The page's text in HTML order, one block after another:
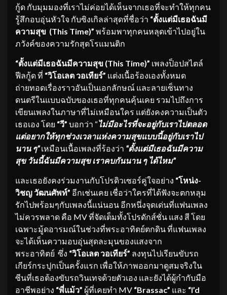
กู้ด กับมุมมองที่เราไม่ค่อยได้เห็นจากเธอที่จะทำให้ทุกคน
รู้สึกอบอุ่นหัวใจ กับซิงเกิลล่าสุดที่ชื่อว่า “ตั้งแต่มีเธอฉันมี
ความสุข (This Time)” พร้อมพาทุกคนหลุดเข้าไปอยู่ใน
ภวังค์ของความรักสุดโรแมนติก
“ตั้งแต่มีเธอฉันมีความสุข (This Time)” เพลงป็อปสไตล์
ฟีลกู้ด ที่ “วิโอเลต วอเทียร์” แต่งเนื้อร้องเองทั้งหมด
ถ่ายทอดเรื่องราวอันเป็นเอกลักษณ์ และลายเซ็นทาง
ดนตรีในแบบฉบับของเธอที่ทุกคนคุ้นเคย รวมไปถึงการ
เขียนเพลงในภาษาที่ไม่เหมือนใคร แต่ยังคงความเป็นตัว
เธอเอง โดย “วี” บอกว่า “ไม่มีอะไรที่จะอยู่กับเราไปตลอด
แต่อยากให้ทุกช่วงเวลาแห่งความสุขแบบนี้อยู่กับเราไป
นาน ๆ”เหมือนเนื้อเพลงที่ร้องว่า “ตั้งแต่มีเธอฉันมีความ
สุข วันนี้ฉันมีความสุข เราคบกันนาน ๆ ได้ไหม”
และเธอยังคงร่วมงานกับโปรดิวเซอร์คู่ใจอย่าง “โหน่ง-
วิชญ วัฒนศัพท์” อีกเช่นเคย เชื่อว่าใครที่ได้ฟังจะตกหลุม
รักไปพร้อมๆกับเพลงนี้แน่นอน อีกหนึ่งจุดเด่นที่แฟนเพลง
ไม่ควรพลาด คือ MV ที่จัดเต็มทั้งโปรดักส์ชั่น แสง สี โดย
เฉพาะมู้ดอารมณ์ในช่วงที่พระอาทิตย์ตกดิน ที่แฟนเพลง
จะได้เห็นความอบอุ่นสุดละมุนของแสงจาก
พระอาทิตย์ ซึ่ง “วิโอเลต วอเทียร์” ลงทุนไปเรียนขับรถ
เกียร์กระปุกเป็นครั้งแรก เพื่อให้ภาพออกมาดูสมจริงใน
ซีนที่เธอต้องขับรถวินเทจด้วยตัวเอง และยังได้ผู้กำกับมือ
อาชีพอย่าง “พี่แม้ว” ผู้ที่เคยทำ MV “Brassac” และ “I’d